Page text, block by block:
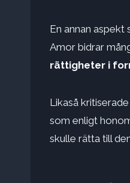
En annan
Amor bidrar
rättigheter i
Likaså
som enligt
skulle rätta till